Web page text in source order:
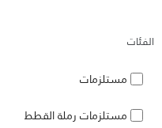
الفئات
مستلزمات
مستلزمات رملة القطط